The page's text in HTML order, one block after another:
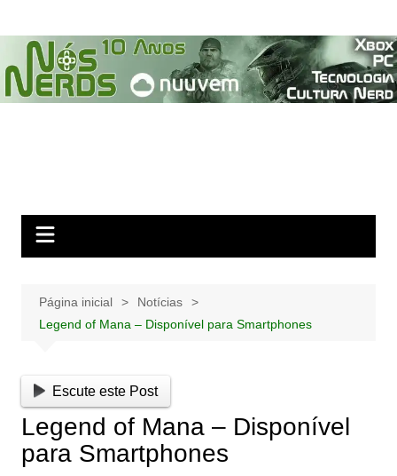
para
conteúdo
Página inicial
Notícias
Legend of Mana – Disponível para Smartphones
Escute este Post
Legend of Mana – Disponível
para Smartphones